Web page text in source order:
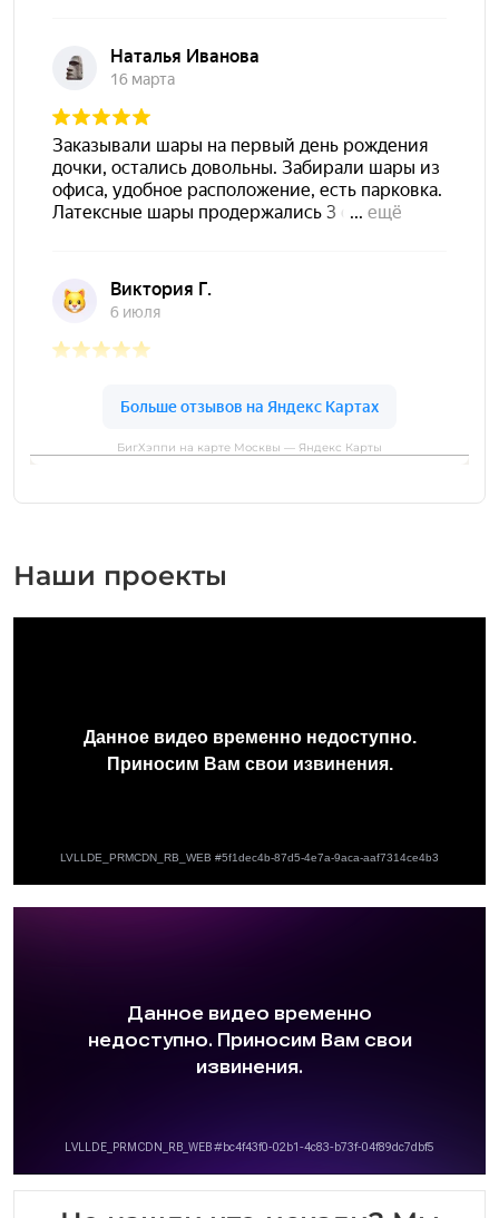
БигХэппи на карте Москвы — Яндекс Карты
Наши проекты